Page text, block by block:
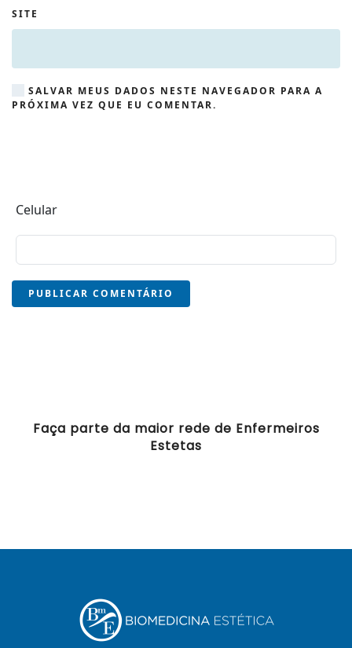
SITE
SALVAR MEUS DADOS NESTE NAVEGADOR PARA A
PRÓXIMA VEZ QUE EU COMENTAR.
Celular
PUBLICAR COMENTÁRIO
Faça parte da maior rede de Enfermeiros
Estetas